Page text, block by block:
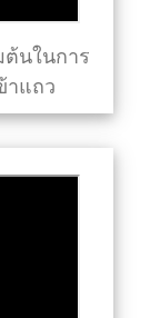
ต้นในการ
าแถว